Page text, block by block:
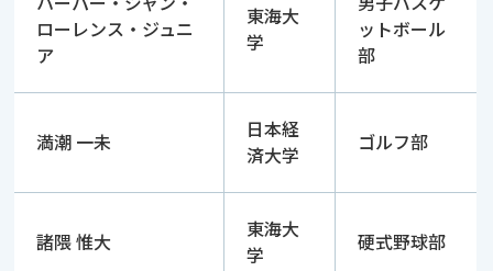
ローレンス・ジュニ
ア
東海大
学
ットボール
部
満潮 一未
日本経
済大学
ゴルフ部
諸隈 惟大
東海大
学
硬式野球部